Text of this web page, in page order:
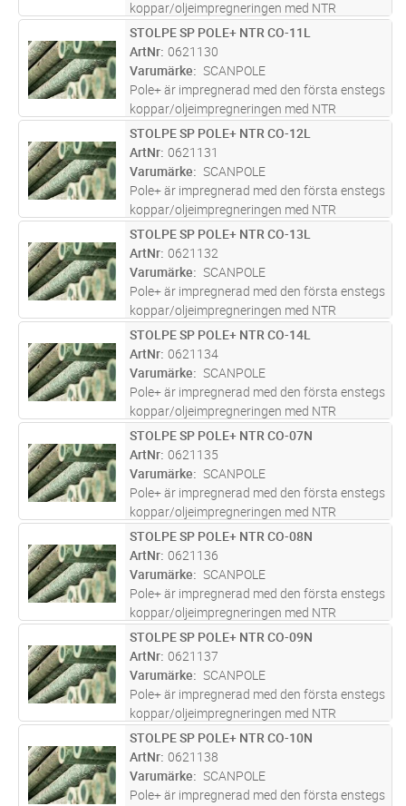
koppar/oljeimpregneringen med NTR
godkännande. En innovativ kombination av
olja, koppar och biocider utformad för att ge
en livslängd på över 40år. Pole+ h
ST Lägg i kundvagn
STOLPE SP POLE+ NTR CO-11L
ArtNr 0621130
Varumärke
SCANPOLE
Pole+ är impregnerad med den första enstegs
koppar/oljeimpregneringen med NTR
godkännande. En innovativ kombination av
olja, koppar och biocider utformad för att ge
en livslängd på över 40år. Pole+ h
ST Lägg i kundvagn
STOLPE SP POLE+ NTR CO-12L
ArtNr 0621131
Varumärke
SCANPOLE
Pole+ är impregnerad med den första enstegs
koppar/oljeimpregneringen med NTR
godkännande. En innovativ kombination av
olja, koppar och biocider utformad för att ge
en livslängd på över 40år. Pole+ h
ST Lägg i kundvagn
STOLPE SP POLE+ NTR CO-13L
ArtNr 0621132
Varumärke
SCANPOLE
Pole+ är impregnerad med den första enstegs
koppar/oljeimpregneringen med NTR
godkännande. En innovativ kombination av
olja, koppar och biocider utformad för att ge
en livslängd på över 40år. Pole+ h
ST Lägg i kundvagn
STOLPE SP POLE+ NTR CO-14L
ArtNr 0621134
Varumärke
SCANPOLE
Pole+ är impregnerad med den första enstegs
koppar/oljeimpregneringen med NTR
godkännande. En innovativ kombination av
olja, koppar och biocider utformad för att ge
en livslängd på över 40år. Pole+ h
ST Lägg i kundvagn
STOLPE SP POLE+ NTR CO-07N
ArtNr 0621135
Varumärke
SCANPOLE
Pole+ är impregnerad med den första enstegs
koppar/oljeimpregneringen med NTR
godkännande. En innovativ kombination av
olja, koppar och biocider utformad för att ge
en livslängd på över 40år. Pole+ h
ST Lägg i kundvagn
STOLPE SP POLE+ NTR CO-08N
ArtNr 0621136
Varumärke
SCANPOLE
Pole+ är impregnerad med den första enstegs
koppar/oljeimpregneringen med NTR
godkännande. En innovativ kombination av
olja, koppar och biocider utformad för att ge
en livslängd på över 40år. Pole+ h
ST Lägg i kundvagn
STOLPE SP POLE+ NTR CO-09N
ArtNr 0621137
Varumärke
SCANPOLE
Pole+ är impregnerad med den första enstegs
koppar/oljeimpregneringen med NTR
godkännande. En innovativ kombination av
olja, koppar och biocider utformad för att ge
en livslängd på över 40år. Pole+ h
ST Lägg i kundvagn
STOLPE SP POLE+ NTR CO-10N
ArtNr 0621138
Varumärke
SCANPOLE
Pole+ är impregnerad med den första enstegs